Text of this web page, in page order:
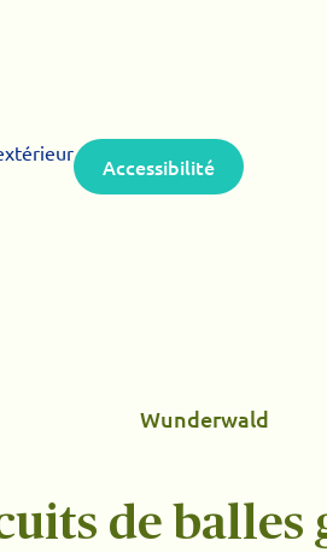
Accessibilité
Wunderwald
de balles